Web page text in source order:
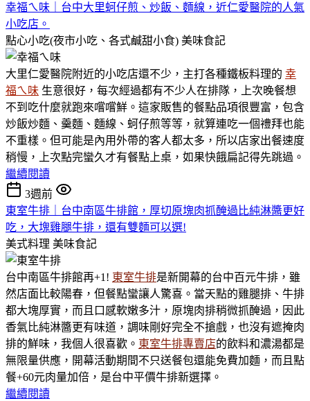
幸福ㄟ味｜台中大里蚵仔煎、炒飯、麵線，近仁愛醫院的人氣
小吃店。
點心小吃(夜市小吃、各式鹹甜小食) 美味食記
大里仁愛醫院附近的小吃店還不少，主打各種鐵板料理的 幸
福ㄟ味 生意很好，每次經過都有不少人在排隊，上次晚餐想
不到吃什麼就跑來嚐嚐鮮。這家販售的餐點品項很豐富，包含
炒飯炒麵、羹麵、麵線、蚵仔煎等等，就算連吃一個禮拜也能
不重樣。但可能是內用外帶的客人都太多，所以店家出餐速度
稍慢，上次點完蠻久才有餐點上桌，如果快餓扁記得先跳過。
繼續閱讀
3週前
東室牛排｜台中南區牛排館，厚切原塊肉抓醃過比純淋醬更好
吃，大塊雞腿牛排，還有雙麵可以選!
美式料理 美味食記
台中南區牛排館再+1! 東室牛排是新開幕的台中百元牛排，雖
然店面比較陽春，但餐點蠻讓人驚喜。當天點的雞腿排、牛排
都大塊厚實，而且口感軟嫩多汁，原塊肉排稍微抓醃過，因此
香氣比純淋醬更有味道，調味剛好完全不搶戲，也沒有遮掩肉
排的鮮味，我個人很喜歡。 東室牛排專賣店的飲料和濃湯都是
無限量供應，開幕活動期間不只送餐包還能免費加麵，而且點
餐+60元肉量加倍，是台中平價牛排新選擇。
繼續閱讀